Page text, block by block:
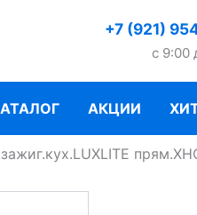
+7 (921)
c 9:00
АКЦИИ